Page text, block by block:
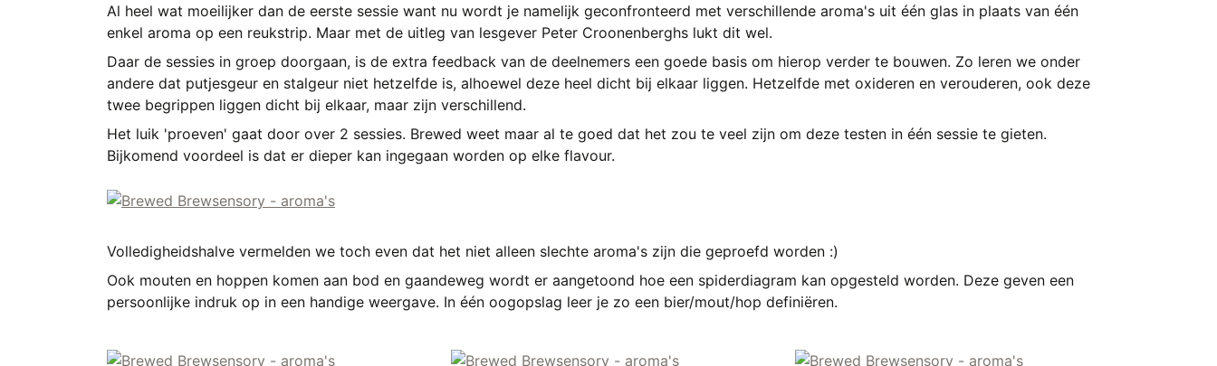
Al heel wat moeilijker dan de eerste sessie want nu wordt je namelijk geconfronteerd met verschillende aroma's uit één glas in plaats van één
enkel aroma op een reukstrip. Maar met de uitleg van lesgever Peter Croonenberghs lukt dit wel.
Daar de sessies in groep doorgaan, is de extra feedback van de deelnemers een goede basis om hierop verder te bouwen. Zo leren we onder
andere dat putjesgeur en stalgeur niet hetzelfde is, alhoewel deze heel dicht bij elkaar liggen. Hetzelfde met oxideren en verouderen, ook deze
twee begrippen liggen dicht bij elkaar, maar zijn verschillend.
Het luik 'proeven' gaat door over 2 sessies. Brewed weet maar al te goed dat het zou te veel zijn om deze testen in één sessie te gieten.
Bijkomend voordeel is dat er dieper kan ingegaan worden op elke flavour.
Volledigheidshalve vermelden we toch even dat het niet alleen slechte aroma's zijn die geproefd worden :)
Ook mouten en hoppen komen aan bod en gaandeweg wordt er aangetoond hoe een spiderdiagram kan opgesteld worden. Deze geven een
persoonlijke indruk op in een handige weergave. In één oogopslag leer je zo een bier/mout/hop definiëren.